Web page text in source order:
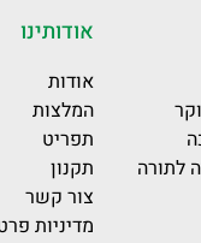
אודותינו
אודות
המלצות
תפריט
תקנון
צור קשר
מדיניות פרטיות